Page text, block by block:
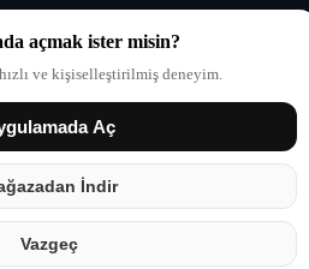
açmak ister misin?
ve kişiselleştirilmiş deneyim.
Aç
İndir
Vazgeç